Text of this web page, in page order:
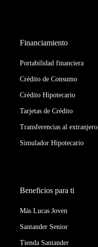
Financiamiento
Portabilidad financiera
Crédito de Consumo
Crédito Hipotecario
Tarjetas de Crédito
Transferencias al extranjero
Simulador Hipotecario
Beneficios para ti
Más Lucas Joven
Santander Senior
Tienda Santander